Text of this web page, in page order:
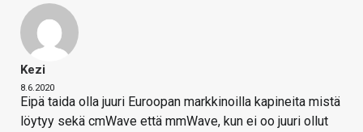
Kezi
8.6.2020
Eipä taida olla juuri Euroopan markkinoilla kapineita mistä
löytyy sekä cmWave että mmWave, kun ei oo juuri ollut